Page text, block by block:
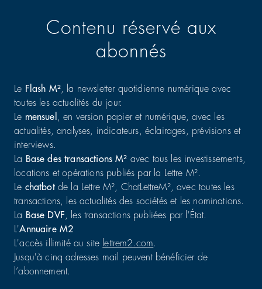
Contenu réservé aux
abonnés
Le Flash M², la newsletter quotidienne numérique avec
toutes les actualités du jour.
Le mensuel , en version papier et numérique, avec les
actualités, analyses, indicateurs, éclairages, prévisions et
interviews.
La Base des transactions M² avec tous les investissements,
locations et opérations publiés par la Lettre M².
Le chatbotde la Lettre M², ChatLettreM², avec toutes les
transactions, les actualités des sociétés et les nominations.
La Base DVF, les transactions publiées par l'État.
L'Annuaire M2
L'accès illimité au site lettrem2.com.
Jusqu'à cinq adresses mail peuvent bénéficier de
l’abonnement.